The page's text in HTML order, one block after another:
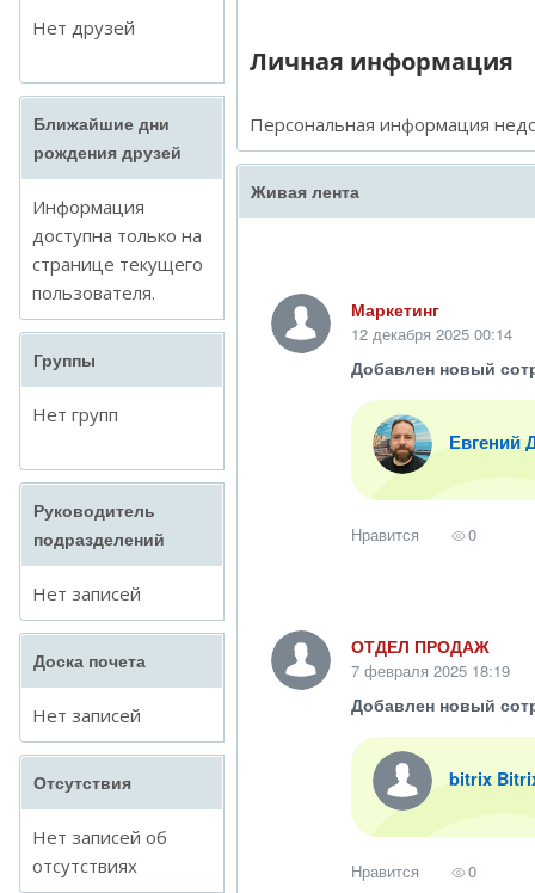
Нет друзей
Ближайшие дни
рождения друзей
Информация
доступна только на
странице текущего
пользователя.
Группы
Нет групп
Руководитель
подразделений
Нет записей
Доска почета
Нет записей
Отсутствия
Нет записей об
отсутствиях
Личная информация
Персональная информация
Живая лента
Маркетинг
12 декабря 2025 00:14
Добавлен новый
Евгений
Нравится 0
ОТДЕЛ ПРОДАЖ
7 февраля 2025 18:19
Добавлен новый
bitrix
Нравится 0